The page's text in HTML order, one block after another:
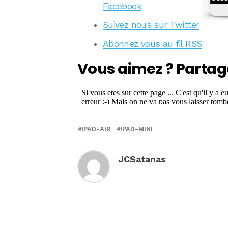
Facebook
Suivez nous sur Twitter
Abonnez vous au fil RSS
Vous aimez ?
IPAD-AIR IPAD-MINI
JCSatanas